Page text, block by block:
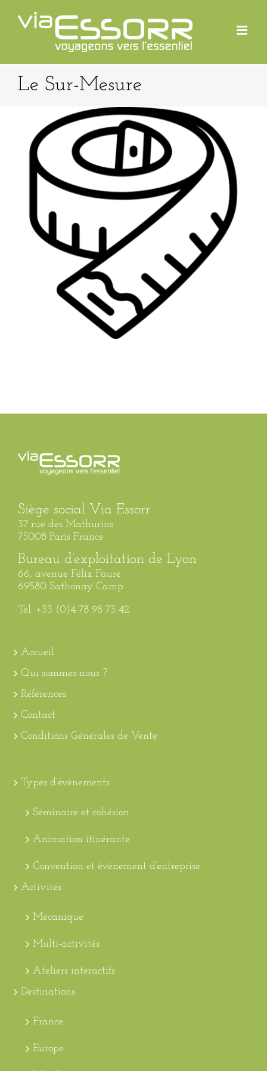
contenu
Le Sur-Mesure
Siège social Via Essorr
37 rue des Mathurins
75008 Paris France
Bureau d’exploitation de Lyon
66, avenue Félix Faure
69580 Sathonay Camp
Tel. +33 (0)4 78 98 73 42
Accueil
Qui sommes-nous ?
Références
Contact
Conditions Générales de Vente
Types d’évènements
Séminaire et cohésion
Animation itinérante
Convention et évènement d’entreprise
Activités
Mécanique
Multi-activités
Ateliers interactifs
Destinations
France
Europe